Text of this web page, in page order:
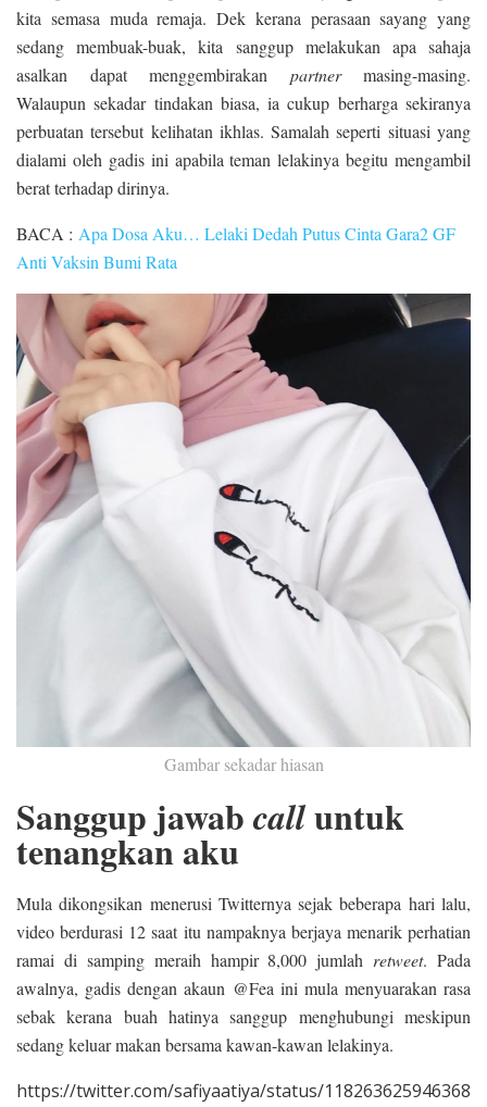
kita semasa muda remaja. Dek kerana perasaan sayang yang
sedang membuak-buak, kita sanggup melakukan apa sahaja
asalkan dapat menggembirakan partnermasing-masing.
Walaupun sekadar tindakan biasa, ia cukup berharga sekiranya
perbuatan tersebut kelihatan ikhlas. Samalah seperti situasi yang
dialami oleh gadis ini apabila teman lelakinya begitu mengambil
berat terhadap dirinya.
BACA : Apa Dosa Aku… Lelaki Dedah Putus Cinta Gara2 GF
Anti Vaksin Bumi Rata
Gambar sekadar hiasan
Sanggup jawabcalluntuk
tenangkan aku
Mula dikongsikan menerusi Twitternya sejak beberapa hari lalu,
video berdurasi 12 saat itu nampaknya berjaya menarik perhatian
ramai di samping meraih hampir 8,000 jumlah retweet. Pada
awalnya, gadis dengan akaun @Fea ini mula menyuarakan rasa
sebak kerana buah hatinya sanggup menghubungi meskipun
sedang keluar makan bersama kawan-kawan lelakinya.
https://twitter.com/safiyaatiya/status/118263625946368